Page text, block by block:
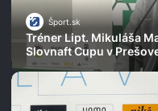
Šport.sk
Tréner Lipt. Mikuláša
Slovnaft Cupu v